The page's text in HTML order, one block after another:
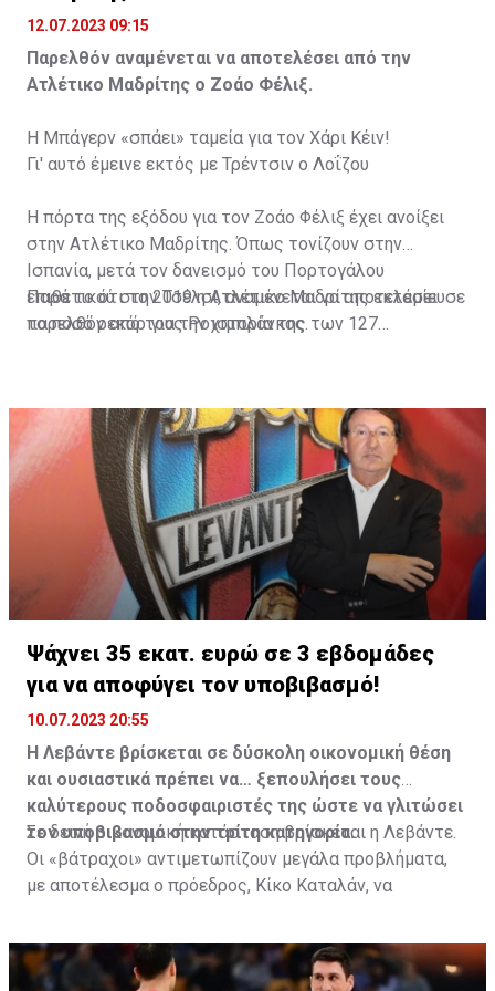
12.07.2023 09:15
Παρελθόν αναμένεται να αποτελέσει από την
Ατλέτικο Μαδρίτης ο Ζοάο Φέλιξ.
Η Μπάγερν «σπάει» ταμεία για τον Χάρι Κέιν!
Γι' αυτό έμεινε εκτός με Τρέντσιν ο Λοΐζου
Η πόρτα της εξόδου για τον Ζοάο Φέλιξ έχει ανοίξει
στην Ατλέτικο Μαδρίτης. Όπως τονίζουν στην
Ισπανία, μετά τον δανεισμό του Πορτογάλου
επιθετικού στην Τσέλσι, αναμένεται να αποτελέσει
παρελθόν από τους Ροχιμπλάνκος.
Παρά το ότι το 2019 η Ατλέτικο Μαδρίτης εκταμίευσε
το ποσό ρεκόρ για την ιστορία της των 127
θέλει είτε να τον πουλήσει, είτε να τον δώσει δανεικό
με υποχρεωτική οψιόν αγοράς, με τις Μπαρτσελόνα
και Παρί Σεν Ζερμέν να τον έχουν ψηλά στη λίστα
τους.
Ψάχνει 35 εκατ. ευρώ σε 3 εβδομάδες
για να αποφύγει τον υποβιβασμό!
10.07.2023 20:55
Η Λεβάντε βρίσκεται σε δύσκολη οικονομική θέση
και ουσιαστικά πρέπει να… ξεπουλήσει τους
καλύτερους ποδοσφαιριστές της ώστε να γλιτώσει
τον υποβιβασμό στην τρίτη κατηγορία.
Σε δεινή οικονομική κατάσταση βρίσκεται η Λεβάντε.
Οι «βάτραχοι» αντιμετωπίζουν μεγάλα προβλήματα,
με αποτέλεσμα ο πρόεδρος, Κίκο Καταλάν, να
αναφέρει πως η ομάδα θα πρέπει στις επόμενες 3
εβδομάδες, ως τις 31 Ιουλίου, να έχει βάλει στα